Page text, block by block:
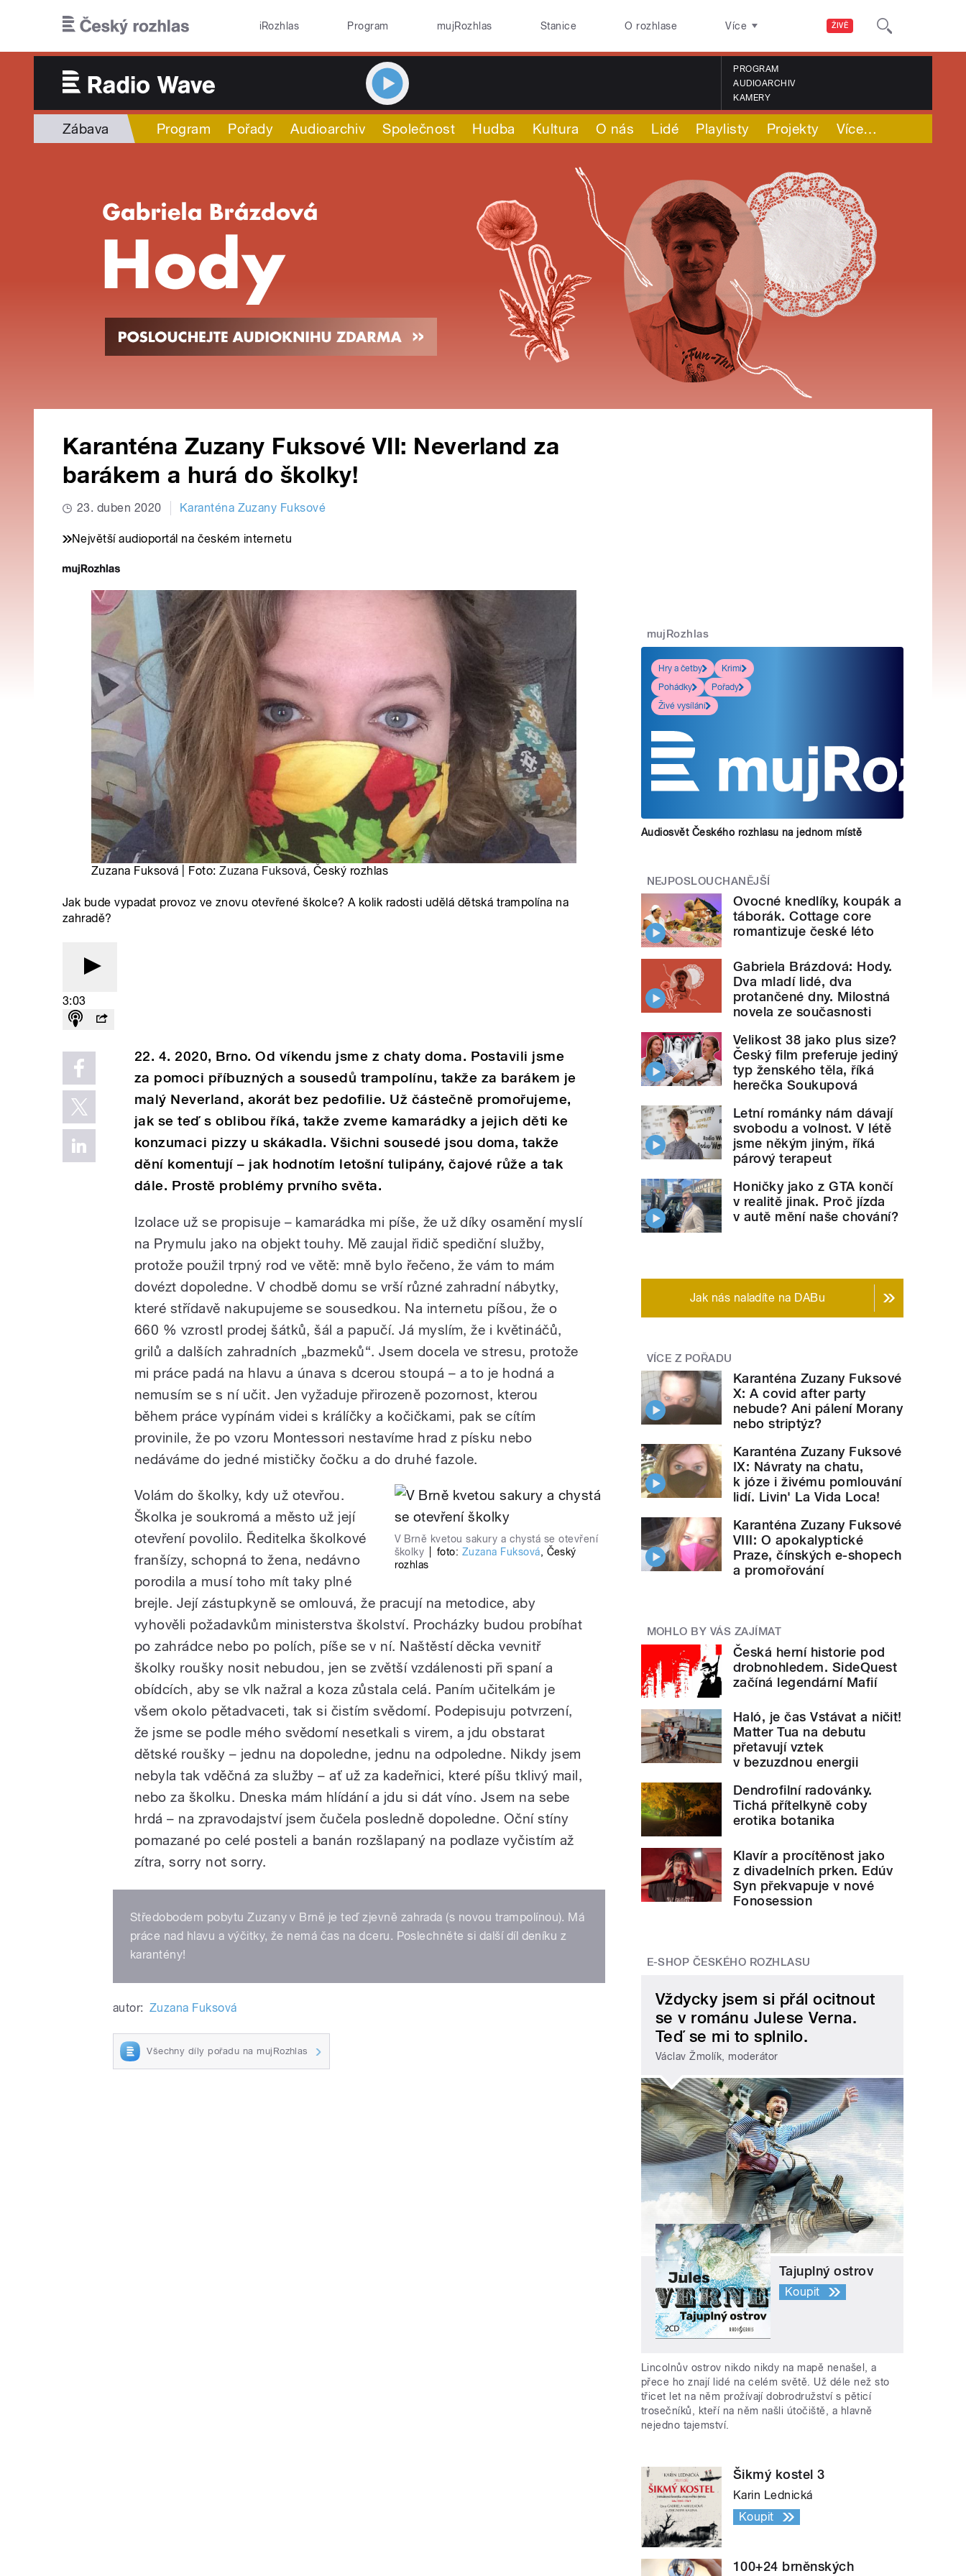
ŽIVĚ
iRozhlas Program mujRozhlas Stanice O rozhlase Více
PROGRAM
AUDIOARCHIV
KAMERY
Zábava Program Pořady Audioarchiv Společnost Hudba Kultura O nás Lidé Playlisty Projekty Více…
Karanténa Zuzany Fuksové VII: Neverland za
barákem a hurá do školky!
23. duben 2020 Karanténa Zuzany Fuksové
Největší audioportál na českém internetu
Zuzana Fuksová | Foto:Zuzana Fuksová, Český rozhlas
Jak bude vypadat provoz ve znovu otevřené školce? A kolik radosti udělá dětská trampolína na
zahradě?
3:03
22. 4. 2020, Brno. Od víkendu jsme z chaty doma. Postavili jsme
za pomoci příbuzných a sousedů trampolínu, takže za barákem je
malý Neverland, akorát bez pedofilie. Už částečně promořujeme,
jak se teď s oblibou říká, takže zveme kamarádky a jejich děti ke
konzumaci pizzy u skákadla. Všichni sousedé jsou doma, takže
dění komentují – jak hodnotím letošní tulipány, čajové růže a tak
dále. Prostě problémy prvního světa.
Izolace už se propisuje – kamarádka mi píše, že už díky osamění myslí
na Prymulu jako na objekt touhy. Mě zaujal řidič spediční služby,
protože použil trpný rod ve větě: mně bylo řečeno, že vám to mám
dovézt dopoledne. V chodbě domu se vrší různé zahradní nábytky,
které střídavě nakupujeme se sousedkou. Na internetu píšou, že o
660 % vzrostl prodej šátků, šál a papučí. Já myslím, že i květináčů,
grilů a dalších zahradních „bazmeků“. Jsem docela ve stresu, protože
mi práce padá na hlavu a únava s dcerou stoupá – a to je hodná a
nemusím se s ní učit. Jen vyžaduje přirozeně pozornost, kterou
během práce vypínám videi s králíčky a kočičkami, pak se cítím
provinile, že po vzoru Montessori nestavíme hrad z písku nebo
nedáváme do jedné mističky čočku a do druhé fazole.
V Brně kvetou sakury a chystá se otevření
školky
foto: Zuzana Fuksová, Český
rozhlas
Volám do školky, kdy už otevřou.
Školka je soukromá a město už její
otevření povolilo. Ředitelka školkové
franšízy, schopná to žena, nedávno
porodila a musí toho mít taky plné
brejle. Její zástupkyně se omlouvá, že pracují na metodice, aby
vyhověli požadavkům ministerstva školství. Procházky budou probíhat
po zahrádce nebo po polích, píše se v ní. Naštěstí děcka vevnitř
školky roušky nosit nebudou, jen se zvětší vzdálenosti při spaní a
obídcích, aby se vlk nažral a koza zůstala celá. Paním učitelkám je
všem okolo pětadvaceti, tak si čistím svědomí. Podepisuju potvrzení,
že jsme se podle mého svědomí nesetkali s virem, a jdu obstarat
dětské roušky – jednu na dopoledne, jednu na odpoledne. Nikdy jsem
nebyla tak vděčná za služby – ať už za kadeřnici, které píšu tklivý mail,
nebo za školku. Dneska mám hlídání a jdu si dát víno. Jsem na sebe
hrdá – na zpravodajství jsem čučela posledně dopoledne. Oční stíny
pomazané po celé posteli a banán rozšlapaný na podlaze vyčistím až
zítra, sorry not sorry.
Středobodem pobytu Zuzany v Brně je teď zjevně zahrada (s novou trampolínou). Má
práce nad hlavu a výčitky, že nemá čas na dceru. Poslechněte si další díl deníku z
karantény!
autor: Zuzana Fuksová
Všechny díly pořadu na mujRozhlas
mujRozhlas
Hry a četby
Krimi
Pohádky
Pořady
Živé vysílání
Audiosvět Českého rozhlasu na jednom místě
NEJPOSLOUCHANĚJŠÍ
Ovocné knedlíky, koupák a
táborák. Cottage core
romantizuje české léto
Gabriela Brázdová: Hody.
Dva mladí lidé, dva
protančené dny. Milostná
novela ze současnosti
Velikost 38 jako plus size?
Český film preferuje jediný
typ ženského těla, říká
herečka Soukupová
Letní románky nám dávají
svobodu a volnost. V létě
jsme někým jiným, říká
párový terapeut
Honičky jako z GTA končí
v realitě jinak. Proč jízda
v autě mění naše chování?
Jak nás naladíte na DABu
VÍCE Z POŘADU
Karanténa Zuzany Fuksové
X: A covid after party
nebude? Ani pálení Morany
nebo striptýz?
Karanténa Zuzany Fuksové
IX: Návraty na chatu,
k józe i živému pomlouvání
lidí. Livin' La Vida Loca!
Karanténa Zuzany Fuksové
VIII: O apokalyptické
Praze, čínských e-shopech
a promořování
MOHLO BY VÁS ZAJÍMAT
Česká herní historie pod
drobnohledem. SideQuest
začíná legendární Mafií
Haló, je čas Vstávat a ničit!
Matter Tua na debutu
přetavují vztek
v bezuzdnou energii
Dendrofilní radovánky.
Tichá přítelkyně coby
erotika botanika
Klavír a procítěnost jako
z divadelních prken. Edúv
Syn překvapuje v nové
Fonosession
E-SHOP ČESKÉHO ROZHLASU
Vždycky jsem si přál ocitnout
se v románu Julese Verna.
Teď se mi to splnilo.
Václav Žmolík, moderátor
Tajuplný ostrov
Koupit
Lincolnův ostrov nikdo nikdy na mapě nenašel, a
přece ho znají lidé na celém světě. Už déle než sto
třicet let na něm prožívají dobrodružství s pěticí
trosečníků, kteří na něm našli útočiště, a hlavně
nejedno tajemství.
Šikmý kostel 3
Karin Lednická
Koupit
100+24 brněnských